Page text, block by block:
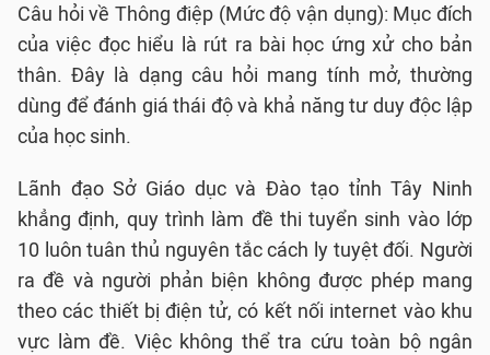
Câu hỏi về Thông điệp (Mức độ vận dụng): Mục đích
của việc đọc hiểu là rút ra bài học ứng xử cho bản
thân. Đây là dạng câu hỏi mang tính mở, thường
dùng để đánh giá thái độ và khả năng tư duy độc lập
của học sinh.
Lãnh đạo Sở Giáo dục và Đào tạo tỉnh Tây Ninh
khẳng định, quy trình làm đề thi tuyển sinh vào lớp
10 luôn tuân thủ nguyên tắc cách ly tuyệt đối. Người
ra đề và người phản biện không được phép mang
theo các thiết bị điện tử, có kết nối internet vào khu
vực làm đề. Việc không thể tra cứu toàn bộ ngân